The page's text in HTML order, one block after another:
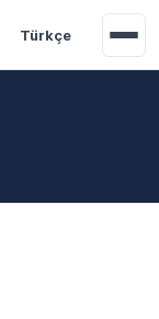
Türkçe